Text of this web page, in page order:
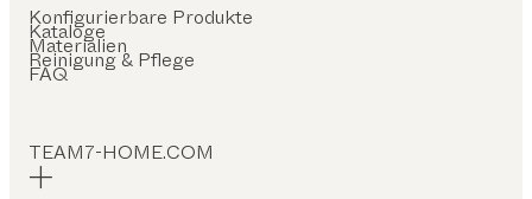
Konfigurierbare Produkte
Kataloge
Materialien
Reinigung & Pflege
FAQ
TEAM7-HOME.COM